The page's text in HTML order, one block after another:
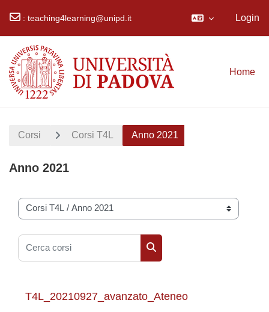
: teaching4learning@unipd.it Login
Home
Corsi Corsi T4L Anno 2021
Anno 2021
Categorie di corso
Cerca corsi
Cerca corsi
T4L_20210927_avanzato_Ateneo